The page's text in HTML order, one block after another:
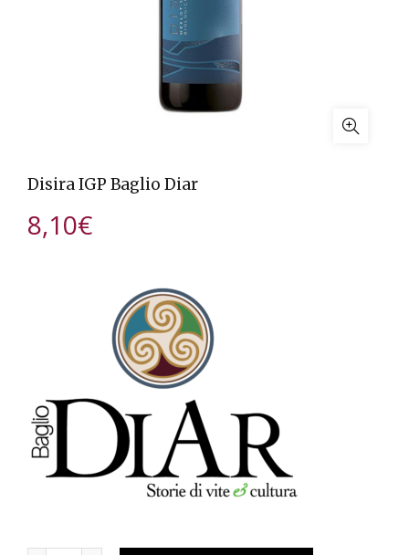
Disira IGP Baglio Diar
8,10€